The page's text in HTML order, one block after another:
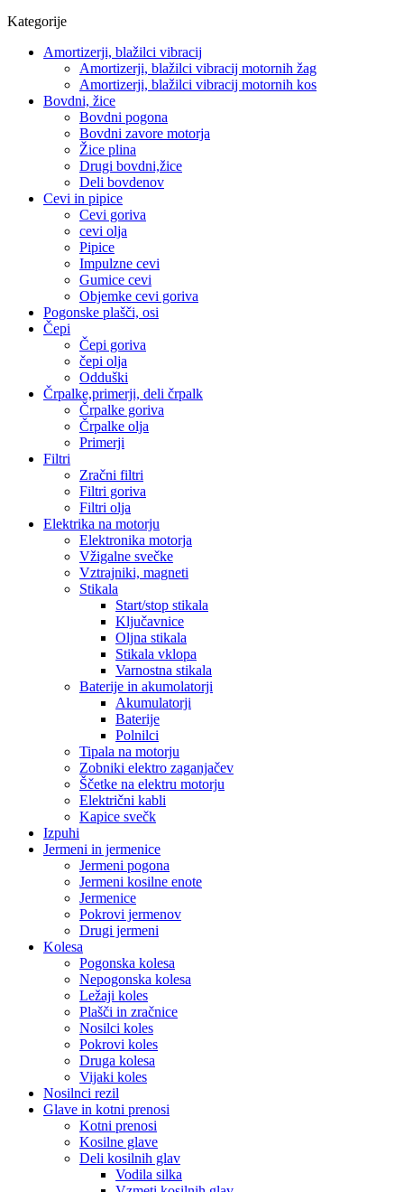
Kategorije
Amortizerji, blažilci vibracij
Amortizerji, blažilci vibracij motornih žag
Amortizerji, blažilci vibracij motornih kos
Bovdni, žice
Bovdni pogona
Bovdni zavore motorja
Žice plina
Drugi bovdni,žice
Deli bovdenov
Cevi in pipice
Cevi goriva
cevi olja
Pipice
Impulzne cevi
Gumice cevi
Objemke cevi goriva
Pogonske plašči, osi
Čepi
Čepi goriva
čepi olja
Odduški
Črpalke,primerji, deli črpalk
Črpalke goriva
Črpalke olja
Primerji
Filtri
Zračni filtri
Filtri goriva
Filtri olja
Elektrika na motorju
Elektronika motorja
Vžigalne svečke
Vztrajniki, magneti
Stikala
Start/stop stikala
Ključavnice
Oljna stikala
Stikala vklopa
Varnostna stikala
Baterije in akumolatorji
Akumulatorji
Baterije
Polnilci
Tipala na motorju
Zobniki elektro zaganjačev
Ščetke na elektru motorju
Električni kabli
Kapice svečk
Izpuhi
Jermeni in jermenice
Jermeni pogona
Jermeni kosilne enote
Jermenice
Pokrovi jermenov
Drugi jermeni
Kolesa
Pogonska kolesa
Nepogonska kolesa
Ležaji koles
Plašči in zračnice
Nosilci koles
Pokrovi koles
Druga kolesa
Vijaki koles
Nosilnci rezil
Glave in kotni prenosi
Kotni prenosi
Kosilne glave
Deli kosilnih glav
Vodila silka